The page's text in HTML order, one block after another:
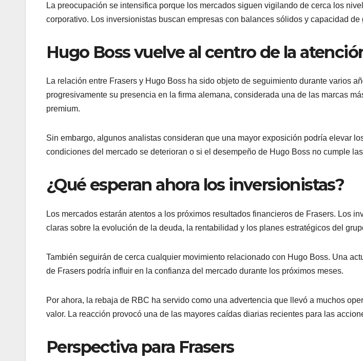
La preocupación se intensifica porque los mercados siguen vigilando de cerca los
corporativo. Los inversionistas buscan empresas con balances sólidos y capacidad
Hugo Boss vuelve al centro de la
La relación entre Frasers y Hugo Boss ha sido objeto de seguimiento durante varios
progresivamente su presencia en la firma alemana, considerada una de las marcas
premium.
Sin embargo, algunos analistas consideran que una mayor exposición podría elevar
condiciones del mercado se deterioran o si el desempeño de Hugo Boss no cumple
¿Qué esperan ahora los inversionistas?
Los mercados estarán atentos a los próximos resultados financieros de Frasers. Los
claras sobre la evolución de la deuda, la rentabilidad y los planes estratégicos del
También seguirán de cerca cualquier movimiento relacionado con Hugo Boss. Una
de Frasers podría influir en la confianza del mercado durante los próximos meses.
Por ahora, la rebaja de RBC ha servido como una advertencia que llevó a muchos
valor. La reacción provocó una de las mayores caídas diarias recientes para las
Perspectiva para Frasers